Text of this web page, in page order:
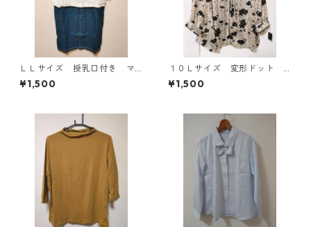
ＬＬサイズ 授乳口付き マ
タニティ ドッキングワンピ
ース ホワイト×ブルー KAE
¥1,500
１０Ｌサイズ 変形ドット
花柄 ボウタイブラウス オ
フホワイト KAE-4771
¥1,500